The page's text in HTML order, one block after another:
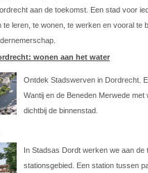
aan de toekomst. Een stad voor
leren, te wonen, te werken en vooral te
wonen aan het water
Ontdek Stadswerven in Dordrecht.
Wantij en de Beneden Merwede met
dichtbij de binnenstad.
In Stadsas Dordt werken we aan de
stationsgebied. Een station tussen